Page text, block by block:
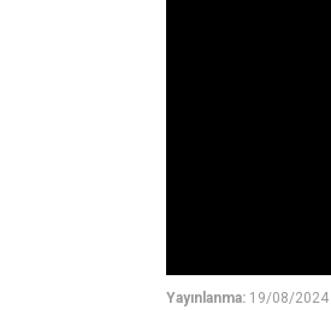
Yayınlanma: 19/08/2024